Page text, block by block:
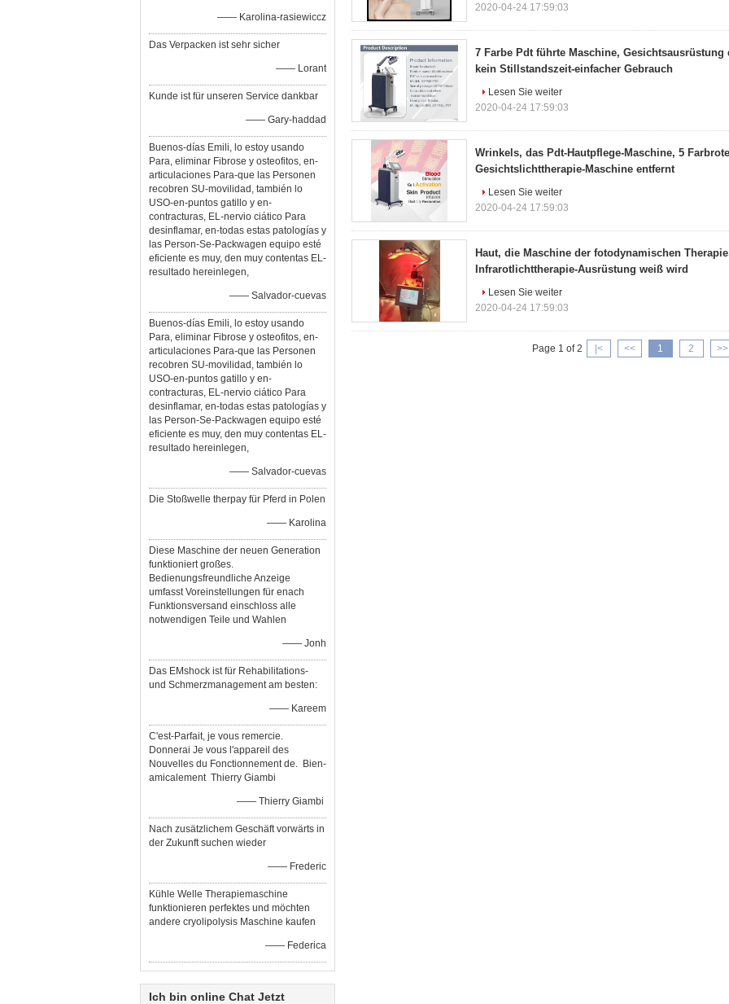
—— Karolina-rasiewiccz
Das Verpacken ist sehr sicher
—— Lorant
Kunde ist für unseren Service dankbar
—— Gary-haddad
Buenos-días Emili, lo estoy usando
Para, eliminar Fibrose y osteofitos, en-
articulaciones Para-que las Personen
recobren SU-movilidad, también lo
USO-en-puntos gatillo y en-
contracturas, EL-nervio ciático Para
desinflamar, en-todas estas patologías y
las Person-Se-Packwagen equipo esté
eficiente es muy, den muy contentas EL-
resultado hereinlegen,
—— Salvador-cuevas
Buenos-días Emili, lo estoy usando
Para, eliminar Fibrose y osteofitos, en-
articulaciones Para-que las Personen
recobren SU-movilidad, también lo
USO-en-puntos gatillo y en-
contracturas, EL-nervio ciático Para
desinflamar, en-todas estas patologías y
las Person-Se-Packwagen equipo esté
eficiente es muy, den muy contentas EL-
resultado hereinlegen,
—— Salvador-cuevas
Die Stoßwelle therpay für Pferd in Polen
—— Karolina
Diese Maschine der neuen Generation
funktioniert großes.
Bedienungsfreundliche Anzeige
umfasst Voreinstellungen für enach
Funktionsversand einschloss alle
notwendigen Teile und Wahlen
—— Jonh
Das EMshock ist für Rehabilitations-
und Schmerzmanagement am besten:
—— Kareem
C'est-Parfait, je vous remercie.
Donnerai Je vous l'appareil des
Nouvelles du Fonctionnement de. Bien-
amicalement Thierry Giambi
—— Thierry Giambi
Nach zusätzlichem Geschäft vorwärts in
der Zukunft suchen wieder
—— Frederic
Kühle Welle Therapiemaschine
funktionieren perfektes und möchten
andere cryolipolysis Maschine kaufen
—— Federica
Ich bin online Chat Jetzt
2020-04-24 17:59:03
7 Farbe Pdt führte Maschine, Gesichtsausrüstung
kein Stillstandszeit-einfacher Gebrauch
Lesen Sie weiter
2020-04-24 17:59:03
Wrinkels, das Pdt-Hautpflege-Maschine, 5
Gesichtslichttherapie-Maschine entfernt
Lesen Sie weiter
2020-04-24 17:59:03
Haut, die Maschine der fotodynamischen
Infrarotlichttherapie-Ausrüstung weiß wird
Lesen Sie weiter
2020-04-24 17:59:03
Page 1 of 2 |< << 1 2 >>